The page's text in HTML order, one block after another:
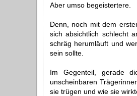
Aber umso begeistertere.
Denn, noch mit dem
sich absichtlich schlecht
schräg herumläuft und
sein sollte.
Im Gegenteil, gerade
unscheinbaren
sie trügen und wie sie